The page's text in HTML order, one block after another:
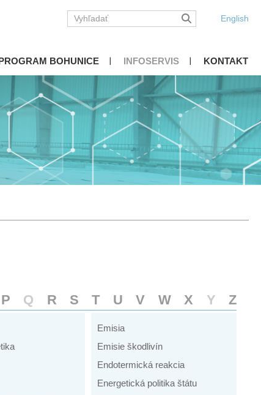
English
BOHUNICE INFOSERVIS KONTAKT
P Q R S T U V W X Y Z
Emisia
Emisie škodlivín
Endotermická reakcia
Energetická politika štátu